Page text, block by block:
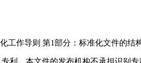
工作导则 第1部分：标准化文件的结